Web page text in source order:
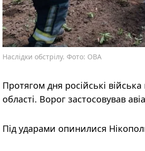
Наслідки обстрілу. Фото: ОВА
Протягом дня російські
області. Ворог застосовував
Під ударами опинилися